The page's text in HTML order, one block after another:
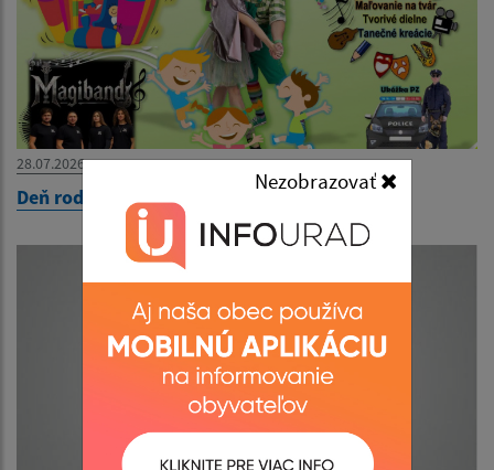
Nezobrazovať
28.07.2026
Deň rodiny 2026